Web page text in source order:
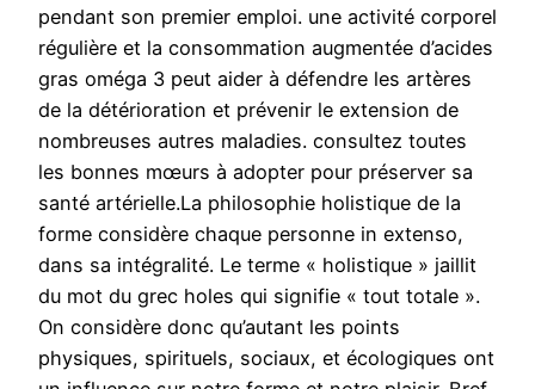
pendant son premier emploi. une activité corporel
régulière et la consommation augmentée d’acides
gras oméga 3 peut aider à défendre les artères
de la détérioration et prévenir le extension de
nombreuses autres maladies. consultez toutes
les bonnes mœurs à adopter pour préserver sa
santé artérielle.La philosophie holistique de la
forme considère chaque personne in extenso,
dans sa intégralité. Le terme « holistique » jaillit
du mot du grec holes qui signifie « tout totale ».
On considère donc qu’autant les points
physiques, spirituels, sociaux, et écologiques ont